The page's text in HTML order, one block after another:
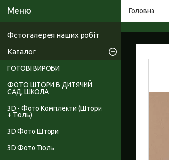
Головна
Фотогалерея наших робіт
Каталог
ГОТОВІ ВИРОБИ
ФОТО ШТОРИ В ДИТЯЧИЙ
САД, ШКОЛА
3D - Фото Комплекти (Штори
+ Тюль)
3D Фото Штори
3D Фото Тюль